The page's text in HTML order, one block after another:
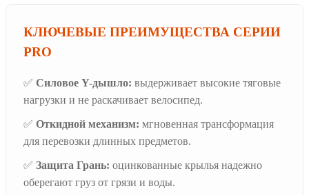
КЛЮЧЕВЫЕ ПРЕИМУЩЕСТВА СЕРИИ
PRO
✅ Силовое Y-дышло: выдерживает высокие тяговые
нагрузки и не раскачивает велосипед.
✅ Откидной механизм: мгновенная трансформация
для перевозки длинных предметов.
✅ Защита Грань: оцинкованные крылья надежно
оберегают груз от грязи и воды.